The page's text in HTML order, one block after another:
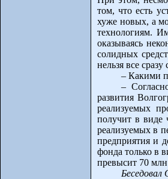
том, что есть
хуже новых, а
технологиям.
оказываясь
солидных
нельзя все
– Какими
–
развития
реализуемых
получит в виде
реализуемых в
предприятия и
фонда только в
превысит 70